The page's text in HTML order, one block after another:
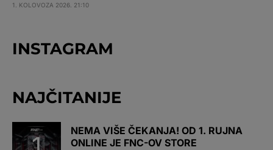
1. KOLOVOZA 2026. 21:10
INSTAGRAM
NAJČITANIJE
NEMA VIŠE ČEKANJA! OD 1. RUJNA
ONLINE JE FNC-OV STORE